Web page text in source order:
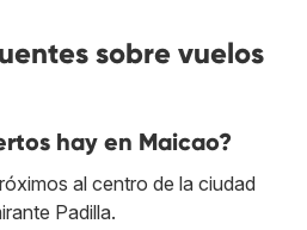
sobre vuelos
hay en Maicao?
al centro de la ciudad
Padilla.